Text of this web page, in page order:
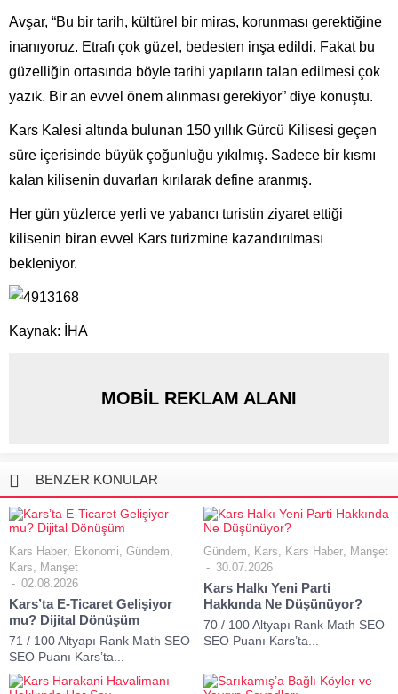
Avşar, “Bu bir tarih, kültürel bir miras, korunması gerektiğine
inanıyoruz. Etrafı çok güzel, bedesten inşa edildi. Fakat bu
güzelliğin ortasında böyle tarihi yapıların talan edilmesi çok
yazık. Bir an evvel önem alınması gerekiyor” diye konuştu.
Kars Kalesi altında bulunan 150 yıllık Gürcü Kilisesi geçen
süre içerisinde büyük çoğunluğu yıkılmış. Sadece bir kısmı
kalan kilisenin duvarları kırılarak define aranmış.
Her gün yüzlerce yerli ve yabancı turistin ziyaret ettiği
kilisenin biran evvel Kars turizmine kazandırılması
bekleniyor.
Kaynak: İHA
MOBİL REKLAM ALANI
BENZER KONULAR
Kars Haber, Ekonomi, Gündem,
Kars, Manşet
02.08.2026
Kars’ta E-Ticaret Gelişiyor
mu? Dijital Dönüşüm
71 / 100 Altyapı Rank Math SEO
SEO Puanı Kars’ta...
Gündem, Kars, Kars Haber, Manşet
30.07.2026
Kars Halkı Yeni Parti
Hakkında Ne Düşünüyor?
70 / 100 Altyapı Rank Math SEO
SEO Puanı Kars’ta...